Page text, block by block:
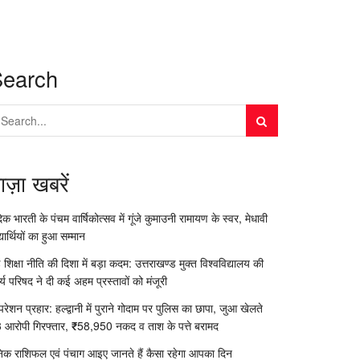
खबरें
भारती के पंचम वार्षिकोत्सव में गूंजे कुमाउनी रामायण के स्वर, मेधावी
का हुआ सम्मान
नीति की दिशा में बड़ा कदम: उत्तराखण्ड मुक्त विश्वविद्यालय की
परिषद ने दी कई अहम प्रस्तावों को मंजूरी
प्रहार: हल्द्वानी में पुराने गोदाम पर पुलिस का छापा, जुआ खेलते
आरोपी गिरफ्तार, ₹58,950 नकद व ताश के पत्ते बरामद
राशिफल एवं पंचाग आइए जानते हैं कैसा रहेगा आपका दिन